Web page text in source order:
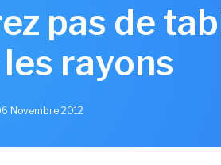
pas de
rayons
Novembre 2012